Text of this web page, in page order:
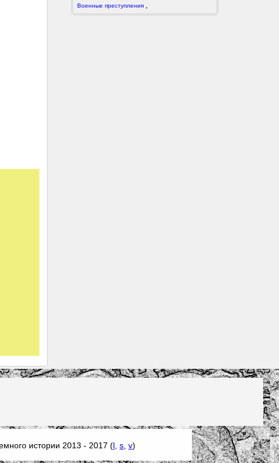
Военные преступления
истории 2013 - 2017 (l ,s ,v)